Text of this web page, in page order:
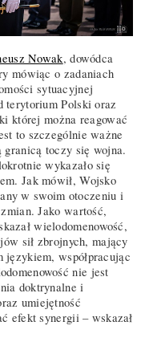
Nowak, dowódca
mówiąc o zadaniach
sytuacyjnej
terytorium Polski oraz
której można reagować
to szczególnie ważne
toczy się wojna.
wykazało się
Jak mówił, Wojsko
w swoim otoczeniu i
Jako wartość,
wielodomenowość,
sił zbrojnych, mający
współpracując
nie jest
doktrynalne i
umiejętność
efekt synergii – wskazał